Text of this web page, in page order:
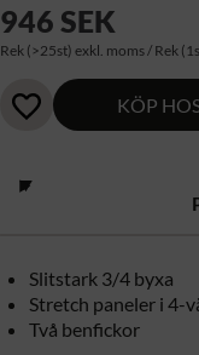
946 SEK
Rek (>25st) exkl. moms / Rek
KÖP
Slitstark 3/4 byxa
Stretch paneler i 4-
Två benfickor